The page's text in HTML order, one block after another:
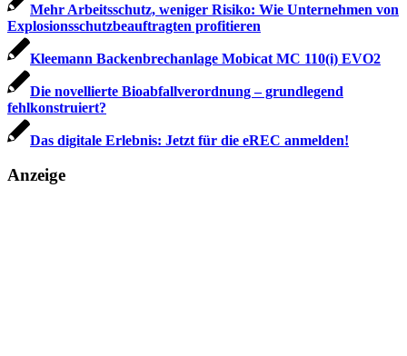
Mehr Arbeitsschutz, weniger Risiko: Wie Unternehmen von
Explosionsschutz­beauftragten profitieren
Kleemann Backenbrechanlage Mobicat MC 110(i) EVO2
Die novellierte Bioabfallverordnung – grundlegend
fehlkonstruiert?
Das digitale Erlebnis: Jetzt für die eREC anmelden!
Anzeige